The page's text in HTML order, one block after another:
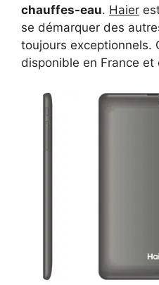
chauffes-eau. Haier
se démarquer des
toujours exceptionnels.
disponible en France et